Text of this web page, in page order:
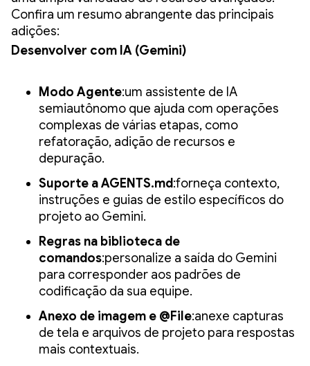
Confira um resumo abrangente das principais
adições:
Desenvolver com IA (Gemini)
Modo Agente:um assistente de IA
semiautônomo que ajuda com operações
complexas de várias etapas, como
refatoração, adição de recursos e
depuração.
Suporte a AGENTS.md:forneça contexto,
instruções e guias de estilo específicos do
projeto ao Gemini.
Regras na biblioteca de
comandos:personalize a saída do Gemini
para corresponder aos padrões de
codificação da sua equipe.
Anexo de imagem e @File:anexe capturas
de tela e arquivos de projeto para respostas
mais contextuais.